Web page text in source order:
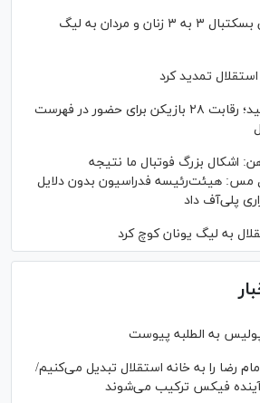
اعزام تیم‌های ملی بسکتبال ۳ به ۳ زنان و مردان به لیگ
تمدید کرد
پیاتزا به تهران رسید؛ رقابت ۲۸ بازیکن برای حضور در فهرست
اشکال بزرگ فوتبال ما نتیجه
مس: هیئت‌رئیسه فدراسیون بدون دلایل
پلی‌آف داد
به لیگ یونان کوچ کرد
به الطلبه پیوست
رضا را به خانه استقلال تبدیل می‌کنیم/